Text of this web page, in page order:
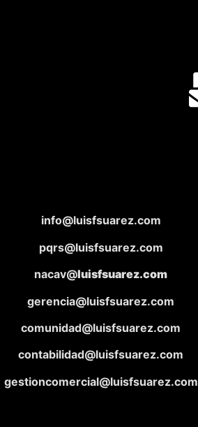
info@luisfsuarez.com
pqrs@luisfsuarez.com
nacav@luisfsuarez.com
gerencia@luisfsuarez.com
comunidad@luisfsuarez.com
contabilidad@luisfsuarez.com
gestioncomercial@luisfsuarez.com